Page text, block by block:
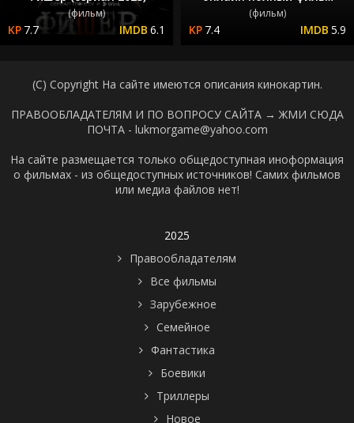
(фильм)
7.7 6.1
(фильм)
7.4 5.9
(C) Copyright На сайте имеются описания кинокартин.
ПРАВООБЛАДАТЕЛЯМ И ПО ВОПРОСУ САЙТА → ЖМИ СЮДА
ПОЧТА - lukmorgame@yahoo.com
На сайте размещается только общедоступная иноформация
о фильмах - из общедоступных источников! Самих фильмов
или медиа файлов нет!
2025
Правообладателям
Все фильмы
Зарубежное
Семейное
Фантастика
Боевики
Триллеры
Новое